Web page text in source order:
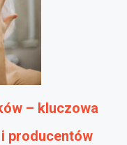
– kluczowa
producentów